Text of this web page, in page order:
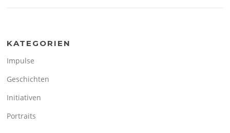
KATEGORIEN
Impulse
Geschichten
Initiativen
Portraits